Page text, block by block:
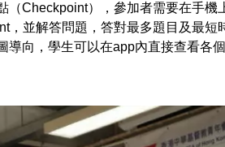
（Checkpoint），參加者需要在手機
，並解答問題，答對最多題目及最短
導向，學生可以在app內直接查看各